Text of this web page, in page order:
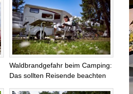
Waldbrandgefahr beim Camping:
Das sollten Reisende beachten